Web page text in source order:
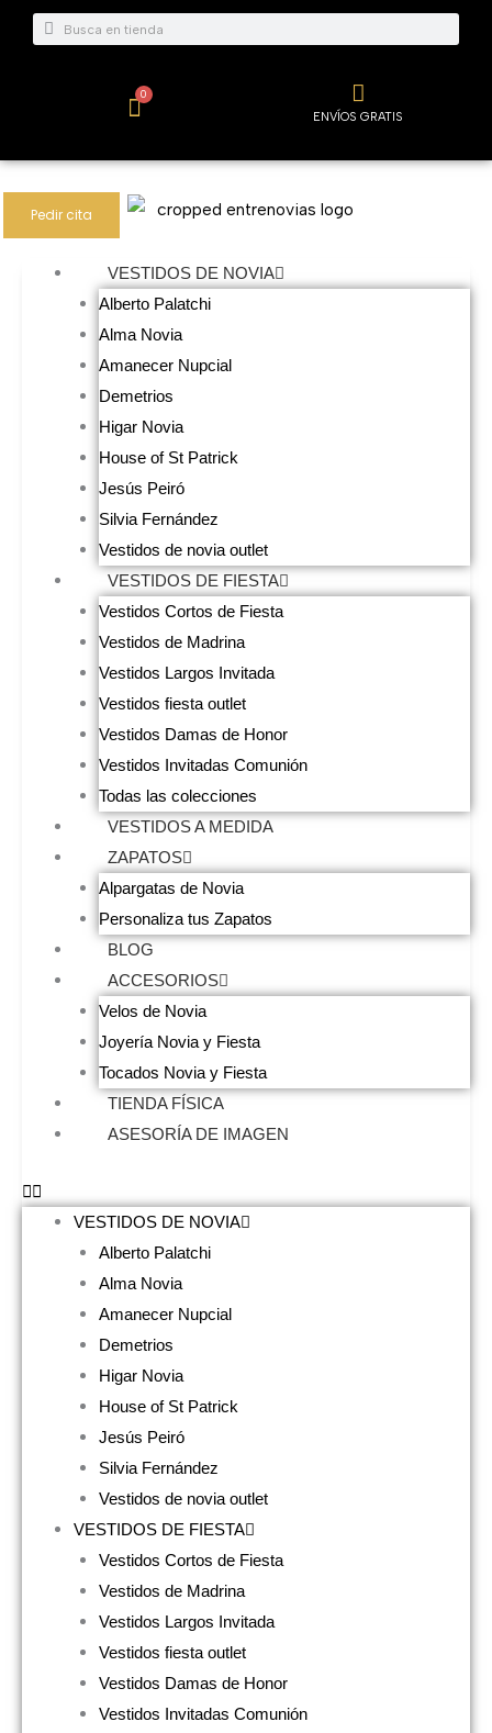
Buscar
Buscar
0
Carrito ENVÍOS GRATIS
VESTIDOS DE NOVIA
Alberto Palatchi
Alma Novia
Amanecer Nupcial
Demetrios
Higar Novia
House of St Patrick
Jesús Peiró
Silvia Fernández
Vestidos de novia outlet
VESTIDOS DE FIESTA
Vestidos Cortos de Fiesta
Vestidos de Madrina
Vestidos Largos Invitada
Vestidos fiesta outlet
Vestidos Damas de Honor
Vestidos Invitadas Comunión
Todas las colecciones
VESTIDOS A MEDIDA
ZAPATOS
Alpargatas de Novia
Personaliza tus Zapatos
BLOG
ACCESORIOS
Velos de Novia
Joyería Novia y Fiesta
Tocados Novia y Fiesta
TIENDA FÍSICA
ASESORÍA DE IMAGEN
VESTIDOS DE NOVIA
Alberto Palatchi
Alma Novia
Amanecer Nupcial
Demetrios
Higar Novia
House of St Patrick
Jesús Peiró
Silvia Fernández
Vestidos de novia outlet
VESTIDOS DE FIESTA
Vestidos Cortos de Fiesta
Vestidos de Madrina
Vestidos Largos Invitada
Vestidos fiesta outlet
Vestidos Damas de Honor
Vestidos Invitadas Comunión
Pedir cita